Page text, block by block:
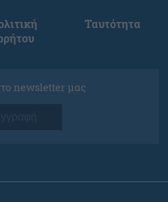
Ταυτότητα
newsletter μας